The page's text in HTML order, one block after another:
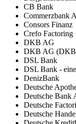
CB Bank
Commerzbank
Consors Finanz
Crefo Factoring
DKB AG
DKB AG (DKB
DSL Bank
DSL Bank -
DenizBank
Deutsche
Deutsche Bank
Deutsche
Deutsche